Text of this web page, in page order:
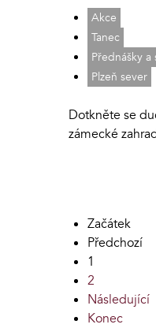
Akce
Tanec
Přednášky a
Plzeň sever
Dotkněte se
zámecké
Začátek
Předchozí
1
2
Následující
Konec